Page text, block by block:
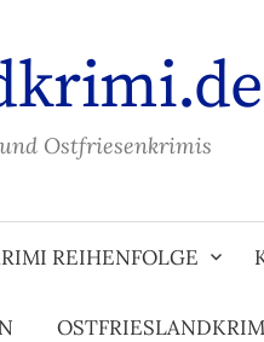
Ostfriesenkrimis
REIHENFOLGE